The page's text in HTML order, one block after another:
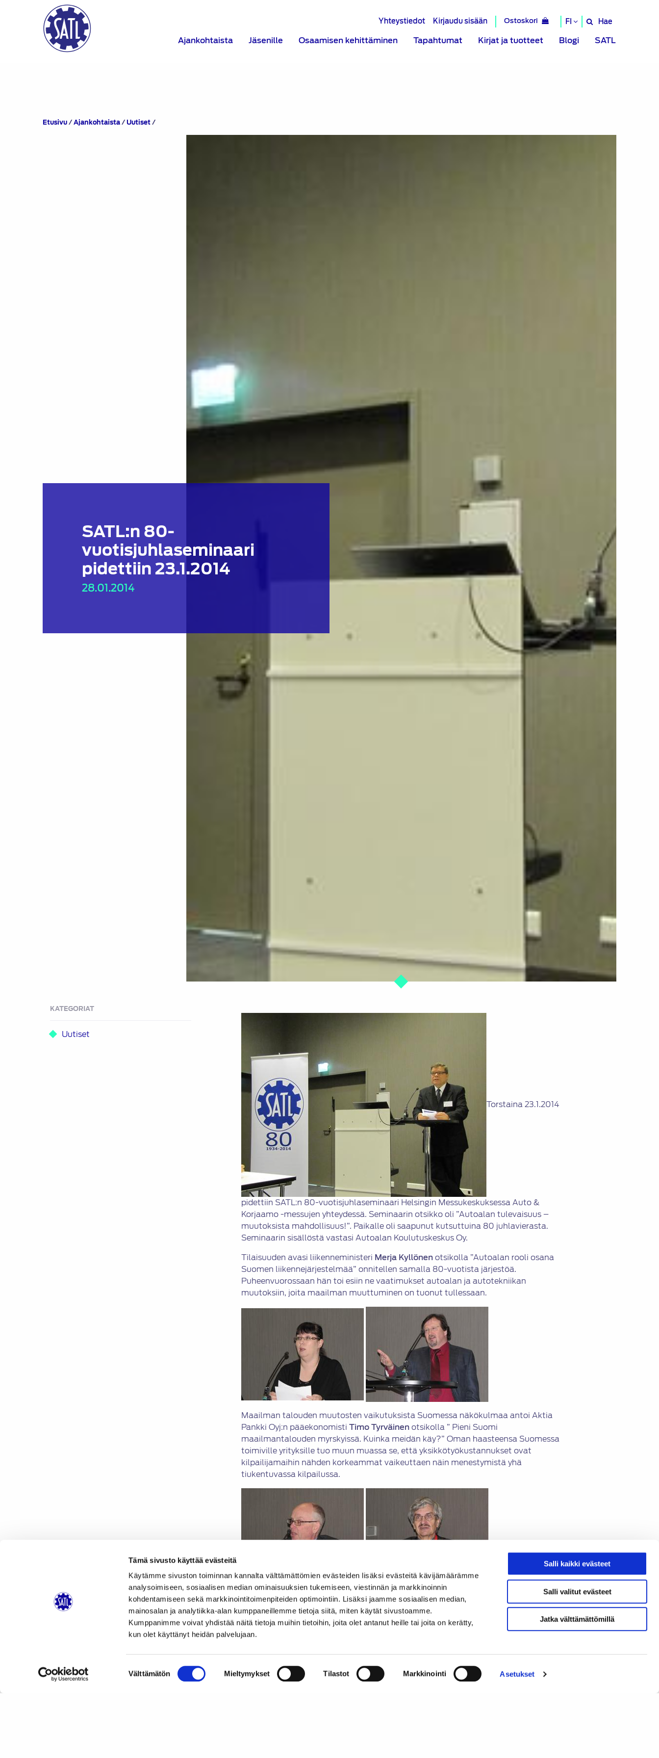
Tämä sivusto käyttää evästeitä
Käytämme sivuston toiminnan kannalta välttämättömien evästeiden lisäksi evästeitä kävijämäärämme
analysoimiseen, sosiaalisen median ominaisuuksien tukemiseen, viestinnän ja markkinoinnin
kohdentamiseen sekä markkinointitoimenpiteiden optimointiin. Lisäksi jaamme sosiaalisen median,
mainosalan ja analytiikka-alan kumppaneillemme tietoja siitä, miten käytät sivustoamme.
Kumppanimme voivat yhdistää näitä tietoja muihin tietoihin, joita olet antanut heille tai joita on kerätty,
kun olet käyttänyt heidän palvelujaan.
valinta
Välttämätön Mieltymykset Tilastot Markkinointi Asetukset
Salli kaikki evästeet
Salli valitut evästeet
Jatka välttämättömillä
Yhteystiedot Kirjaudu sisään Ostoskori FI
Hae
Hae
Ajankohtaista Jäsenille Osaamisen kehittäminen Tapahtumat Kirjat ja tuotteet Blogi SATL
Etusivu/Ajankohtaista/Uutiset/SATL:n
SATL:n 80-
vuotisjuhlaseminaari
pidettiin 23.1.2014
28.01.2014
KATEGORIAT
Uutiset
Torstaina 23.1.2014
pidettiin SATL:n 80-vuotisjuhlaseminaari Helsingin Messukeskuksessa Auto &
Korjaamo -messujen yhteydessä. Seminaarin otsikko oli ”Autoalan tulevaisuus –
muutoksista mahdollisuus!”. Paikalle oli saapunut kutsuttuina 80 juhlavierasta.
Seminaarin sisällöstä vastasi Autoalan Koulutuskeskus Oy.
Tilaisuuden avasi liikenneministeri Merja Kyllönenotsikolla ”Autoalan rooli osana
Suomen liikennejärjestelmää” onnitellen samalla 80-vuotista järjestöä.
Puheenvuorossaan hän toi esiin ne vaatimukset autoalan ja autotekniikan
muutoksiin, joita maailman muuttuminen on tuonut tullessaan.
Maailman talouden muutosten vaikutuksista Suomessa näkökulmaa antoi Aktia
Pankki Oyj:n pääekonomisti Timo Tyrväinenotsikolla ” Pieni Suomi
maailmantalouden myrskyissä. Kuinka meidän käy?” Oman haasteensa Suomessa
toimiville yrityksille tuo muun muassa se, että yksikkötyökustannukset ovat
kilpailijamaihin nähden korkeammat vaikeuttaen näin menestymistä yhä
tiukentuvassa kilpailussa.
Kahdessa seuraavassa puheenvuoroissa käsiteltiin enemmän autotekniikkaa. Ensin
VTT:n tutkimusprofessori Nils-Olof Nylundesitteli tulevaa autotekniikan kehitystä
otsikolla ”Älykkyys tulee ajoneuvoihin ja ajoneuvon käyttöön”. Hänen jälkeen Aalto
yliopiston insinööritieteiden korkeakoulun professoriMatti Juhala
pureutui
lähemmin auton eri teknisten osa-alueiden kehitykseen otsikolla ”Miten kehittyy
perinteinen ajoneuvotekniikka?”.